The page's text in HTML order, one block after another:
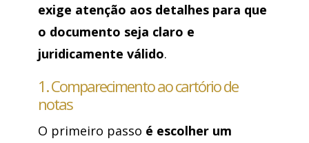
exige atenção aos detalhes para que
o documento seja claro e
juridicamente válido.
1. Comparecimento ao cartório de
notas
O primeiro passo é escolher um